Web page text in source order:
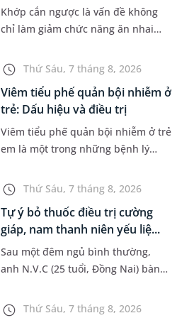
Khớp cắn ngược là vấn đề không
chỉ làm giảm chức năng ăn nhai
đối của khuôn mặt. Do đó, cần khắc
phục sớm tình trạng này để...
Thứ Sáu, 7 tháng 8, 2026
Viêm tiểu phế quản bội nhiễm ở
trẻ: Dấu hiệu và điều trị
Viêm tiểu phế quản bội nhiễm ở trẻ
em là một trong những bệnh lý
bùng phát vào thời điểm giao mùa.
Khi những tổn thương ban đầ...
Thứ Sáu, 7 tháng 8, 2026
Tự ý bỏ thuốc điều trị cường
giáp, nam thanh niên yếu liệ...
Sau một đêm ngủ bình thường,
anh N.V.C (25 tuổi, Đồng Nai) bàng
không thể vận động đi lại được. Kết
Thứ Sáu, 7 tháng 8, 2026